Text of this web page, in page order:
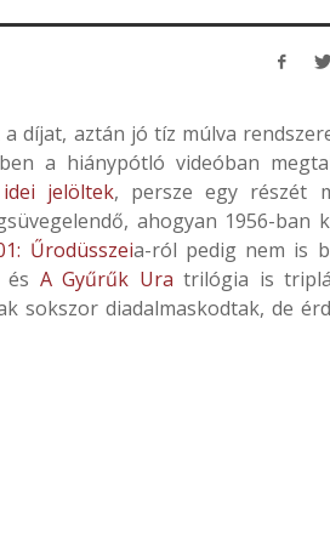
díjat, aztán jó tíz múlva
a hiánypótló videóban
idei jelöltek, persze egy részét
ahogyan 1956-ban
Űrodüsszeia-ról pedig nem is
és A Gyűrűk Ura trilógia is
sokszor diadalmaskodtak, de